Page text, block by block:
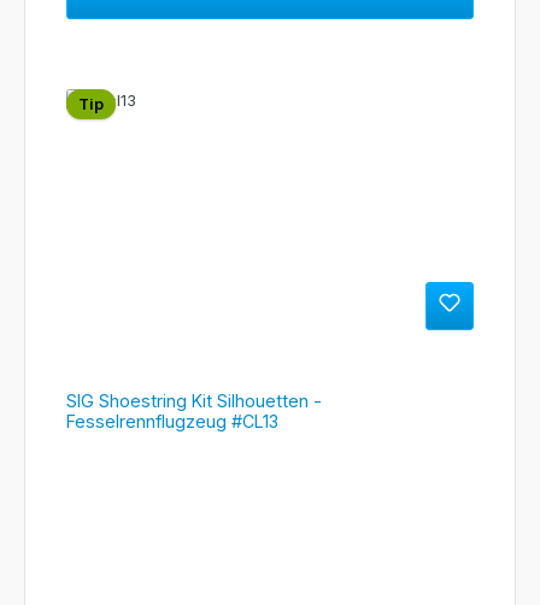
Tip
SIG Shoestring Kit Silhouetten -
Fesselrennflugzeug #CL13